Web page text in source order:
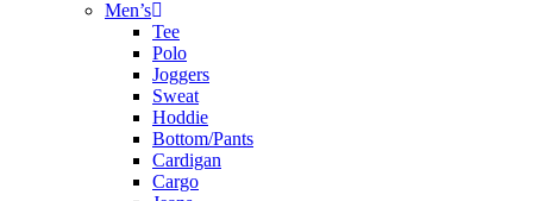
Men’s
Tee
Polo
Joggers
Sweat
Hoddie
Bottom/Pants
Cardigan
Cargo